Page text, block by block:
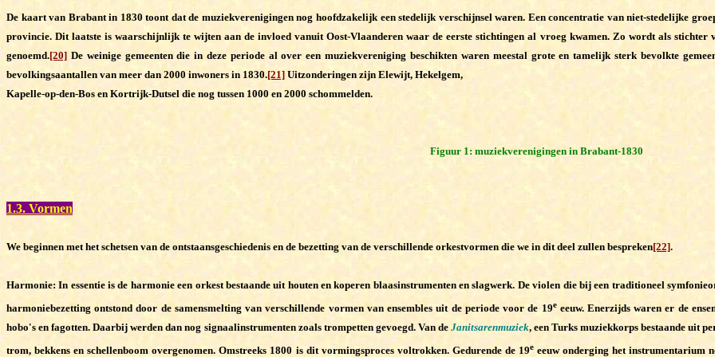
De kaart van Brabant in 1830 toont dat de muziekverenigingen nog hoofdzakelijk een stedelijk verschijnsel waren. Een concentratie van niet-stedelijke
provincie. Dit laatste is waarschijnlijk te wijten aan de invloed vanuit Oost-Vlaanderen waar de eerste stichtingen al vroeg kwamen. Zo wordt als
genoemd.[20] De weinige gemeenten die in deze periode al over een muziekvereniging beschikten waren meestal grote en tamelijk sterk bevolkte
bevolkingsaantallen van meer dan 2000 inwoners in 1830.[21] Uitzonderingen zijn Elewijt, Hekelgem,
Kapelle-op-den-Bos en Kortrijk-Dutsel die nog tussen 1000 en 2000 schommelden.
Figuur 1: muziekverenigingen in Brabant-1830
1.3. Vormen
We beginnen met het schetsen van de ontstaansgeschiedenis en de bezetting van de verschillende orkestvormen die we in dit deel zullen bespreken[22].
Harmonie: In essentie is de harmonie een orkest bestaande uit houten en koperen blaasinstrumenten en slagwerk. De violen die bij een traditioneel
harmoniebezetting ontstond door de samensmelting van verschillende vormen van ensembles uit de periode voor de 19eeeuw. Enerzijds waren er de
hobo's en fagotten. Daarbij werden dan nog signaalinstrumenten zoals trompetten gevoegd. Van de Janitsarenmuziek, een Turks muziekkorps bestaande uit
trom, bekkens en schellenboom overgenomen. Omstreeks 1800 is dit vormingsproces voltrokken. Gedurende de 19e eeuw onderging het instrumentarium